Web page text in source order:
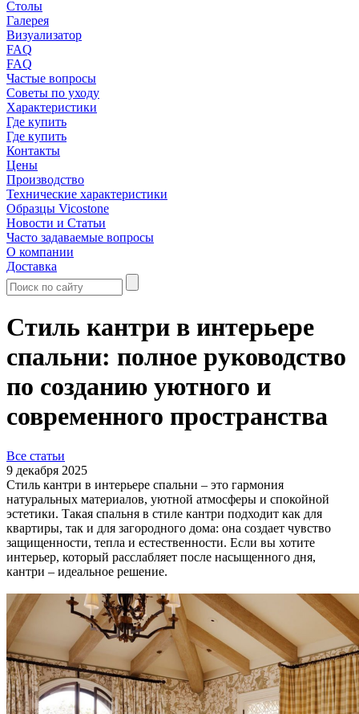
Столы
Галерея
Визуализатор
FAQ
FAQ
Частые вопросы
Советы по уходу
Характеристики
Где купить
Где купить
Контакты
Цены
Производство
Технические характеристики
Образцы Vicostone
Новости и Статьи
Часто задаваемые вопросы
О компании
Доставка
Стиль кантри в интерьере
спальни: полное руководство
по созданию уютного и
современного пространства
Все статьи
9 декабря 2025
Стиль кантри в интерьере спальни – это гармония
натуральных материалов, уютной атмосферы и спокойной
эстетики. Такая спальня в стиле кантри подходит как для
квартиры, так и для загородного дома: она создает чувство
защищенности, тепла и естественности. Если вы хотите
интерьер, который расслабляет после насыщенного дня,
кантри – идеальное решение.